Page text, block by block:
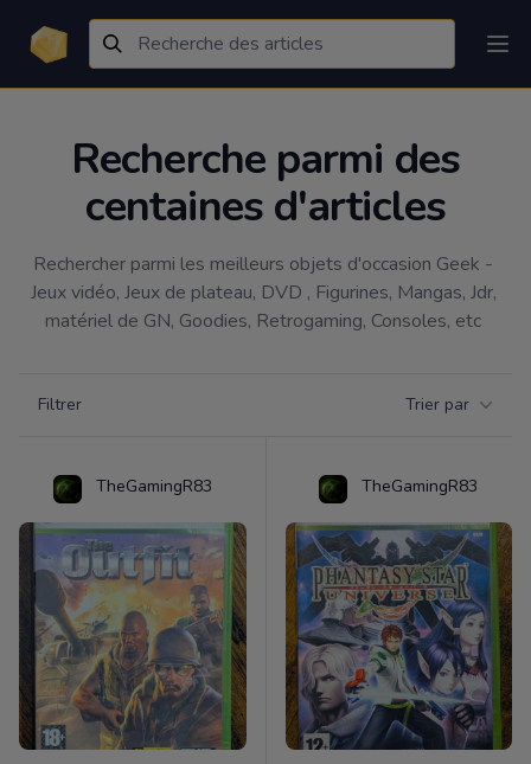
Recherche parmi des
centaines d'articles
Rechercher parmi les meilleurs objets d'occasion Geek -
Jeux vidéo, Jeux de plateau, DVD , Figurines, Mangas, Jdr,
matériel de GN, Goodies, Retrogaming, Consoles, etc
Filtrer Trier par
TheGamingR83 TheGamingR83